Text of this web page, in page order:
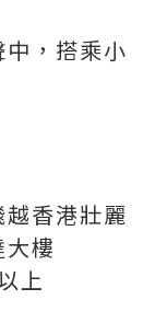
，搭乘小
越香港壯麗
樓
上